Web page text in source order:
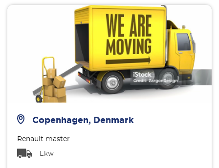
Copenhagen, Denmark
Renault master
Lkw